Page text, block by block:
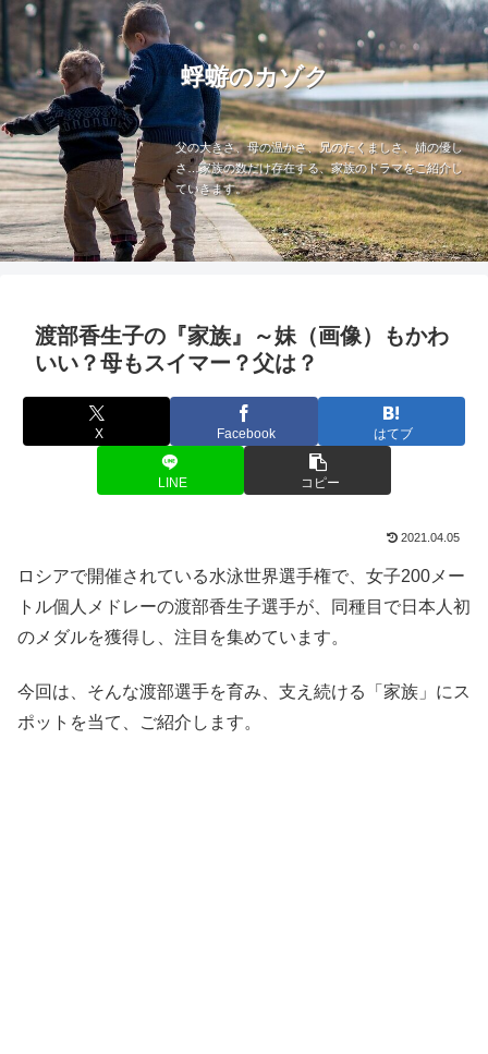
蜉蝣のカゾク
父の大きさ、母の温かさ、兄のたくましさ、姉の優し
さ…家族の数だけ存在する、家族のドラマをご紹介し
ていきます。
渡部香生子の『家族』～妹（画像）もかわ
いい？母もスイマー？父は？
X Facebook はてブ
LINE コピー
2021.04.05
ロシアで開催されている水泳世界選手権で、女子200メー
トル個人メドレーの渡部香生子選手が、同種目で日本人初
のメダルを獲得し、注目を集めています。
今回は、そんな渡部選手を育み、支え続ける「家族」にス
ポットを当て、ご紹介します。